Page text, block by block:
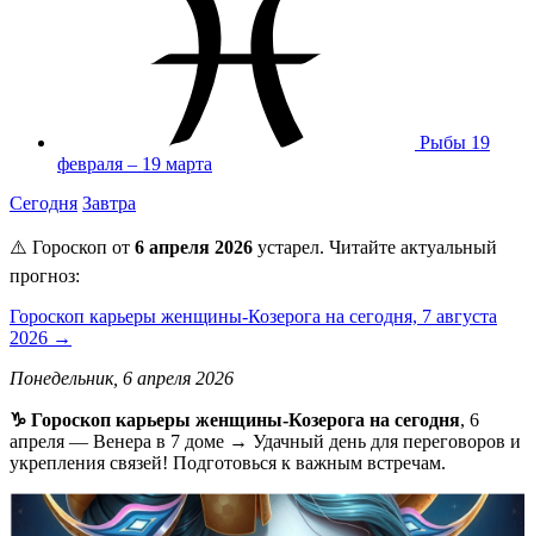
Рыбы 19
февраля – 19 марта
Сегодня Завтра
⚠️ Гороскоп от 6 апреля 2026 устарел. Читайте актуальный
прогноз:
Гороскоп карьеры женщины-Козерога на сегодня, 7 августа
2026 →
Понедельник, 6 апреля 2026
♑️ Гороскоп карьеры женщины-Козерога на сегодня, 6
апреля — Венера в 7 доме → Удачный день для переговоров и
укрепления связей! Подготовься к важным встречам.